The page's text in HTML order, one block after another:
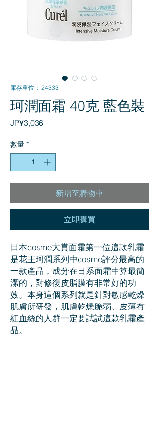
庫存單位： 24333
珂潤面霜 40克 藍色裝
JP¥3,036價
數量 *
新增至購物車
立即購買
日本cosme大賞面霜第一位這款乳霜
是花王珂潤系列中cosme評分最高的
一款產品，成分在日系面霜中算最簡
潔的，對修復皮脂膜有非常好的功
效。本身這個系列就是針對敏感乾燥
肌膚所研發，肌膚乾燥脆弱、皮薄有
紅血絲的人群一定要試試這款乳霜產
品。